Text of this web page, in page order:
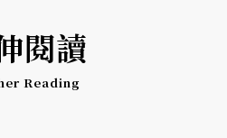
閱讀
Reading